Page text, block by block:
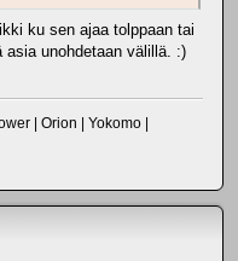
ku sen ajaa tolppaan tai
asia unohdetaan välillä. :)
| Orion | Yokomo |